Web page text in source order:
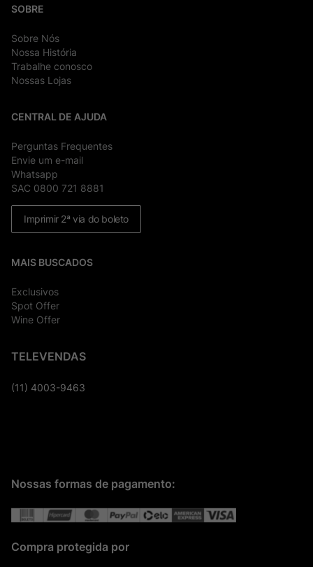
SOBRE
Sobre Nós
Nossa História
Trabalhe conosco
Nossas Lojas
CENTRAL DE AJUDA
Perguntas Frequentes
Envie um e-mail
Whatsapp
SAC 0800 721 8881
Imprimir 2ª via do boleto
MAIS BUSCADOS
Exclusivos
Spot Offer
Wine Offer
TELEVENDAS
(11) 4003-9463
Nossas formas de pagamento:
Compra protegida por